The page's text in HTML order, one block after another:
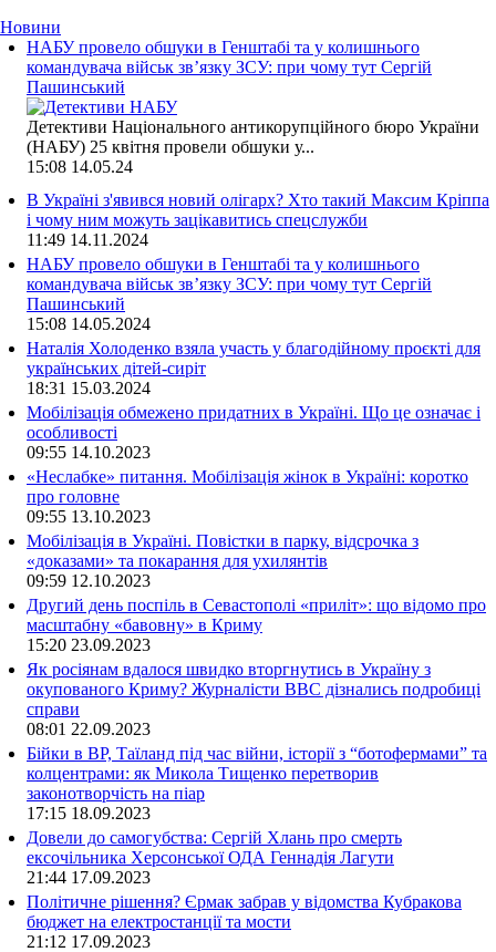
Новини
НАБУ провело обшуки в Генштабі та у колишнього
командувача військ зв’язку ЗСУ: при чому тут Сергій
Пашинський
Детективи Національного антикорупційного бюро України
(НАБУ) 25 квітня провели обшуки у...
15:08 14.05.24
В Україні з'явився новий олігарх? Хто такий Максим Кріппа
і чому ним можуть зацікавитись спецслужби
11:49 14.11.2024
НАБУ провело обшуки в Генштабі та у колишнього
командувача військ зв’язку ЗСУ: при чому тут Сергій
Пашинський
15:08 14.05.2024
Наталія Холоденко взяла участь у благодійному проєкті для
українських дітей-сиріт
18:31 15.03.2024
Мобілізація обмежено придатних в Україні. Що це означає і
особливості
09:55 14.10.2023
«Неслабке» питання. Мобілізація жінок в Україні: коротко
про головне
09:55 13.10.2023
Мобілізація в Україні. Повістки в парку, відсрочка з
«доказами» та покарання для ухилянтів
09:59 12.10.2023
Другий день поспіль в Севастополі «приліт»: що відомо про
масштабну «бавовну» в Криму
15:20 23.09.2023
Як росіянам вдалося швидко вторгнутись в Україну з
окупованого Криму? Журналісти ВВС дізнались подробиці
справи
08:01 22.09.2023
Бійки в ВР, Таїланд під час війни, історії з “ботофермами” та
колцентрами: як Микола Тищенко перетворив
законотворчість на піар
17:15 18.09.2023
Довели до самогубства: Сергій Хлань про смерть
ексочільника Херсонської ОДА Геннадія Лагути
21:44 17.09.2023
Політичне рішення? Єрмак забрав у відомства Кубракова
бюджет на електростанції та мости
21:12 17.09.2023